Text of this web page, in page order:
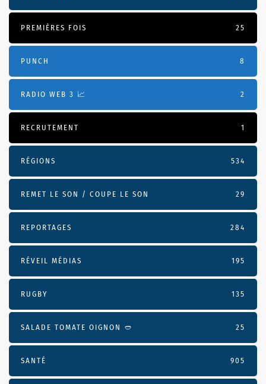
PREMIÈRES FOIS 25
PUNCH 8
RADIO WEB 3 📈 2
RECRUTEMENT 1
RÉGIONS 534
REMET LE SON / COUPE LE SON 29
REPORTAGES 284
RÉVEIL MÉDIAS 195
RUGBY 135
SALADE TOMATE OIGNON 🥙 25
SANTÉ 905